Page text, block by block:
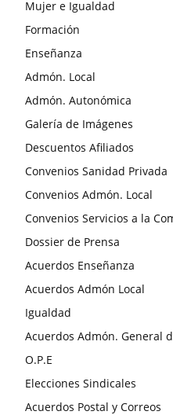
Mujer e Igualdad
Formación
Enseñanza
Admón. Local
Admón. Autonómica
Galería de Imágenes
Descuentos Afiliados
Convenios Sanidad Privada
Convenios Admón. Local
Convenios Servicios a la
Dossier de Prensa
Acuerdos Enseñanza
Acuerdos Admón Local
Igualdad
Acuerdos Admón. General
O.P.E
Elecciones Sindicales
Acuerdos Postal y Correos